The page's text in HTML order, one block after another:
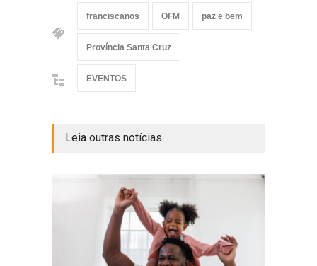
franciscanos OFM paz e bem
Província Santa Cruz
EVENTOS
Leia outras notícias